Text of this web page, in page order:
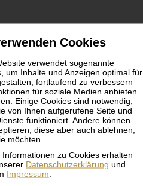
Cookies
verwendet sogenannte
um Inhalte und Anzeigen optimal für
fortlaufend zu verbessern
für soziale Medien anbieten
Einige Cookies sind notwendig,
von Ihnen aufgerufene Seite und
funktioniert. Andere können
diese aber auch ablehnen,
möchten.
Informationen zu Cookies erhalten
Datenschutzerklärung und
Impressum
G H I J K L M N
Jungnickel